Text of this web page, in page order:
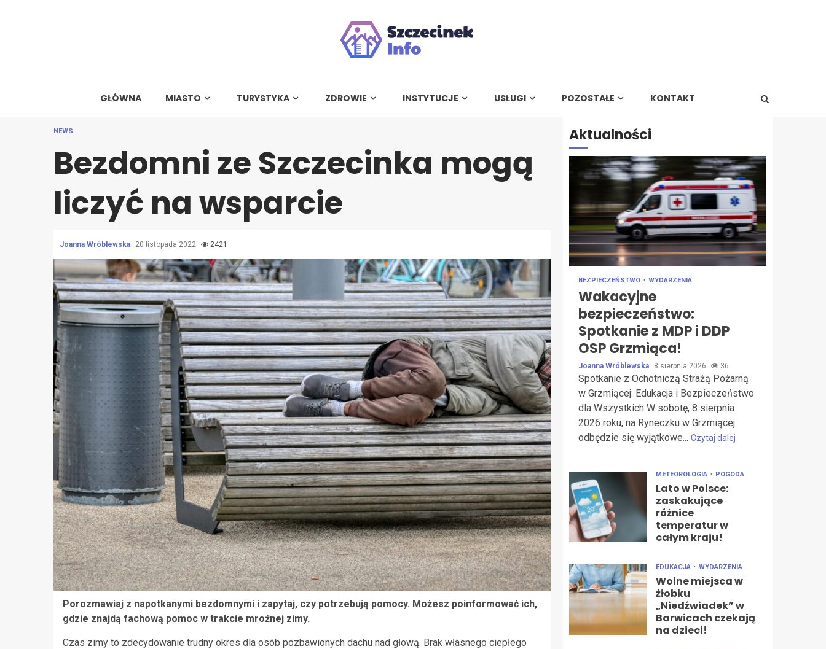
GŁÓWNA MIASTO TURYSTYKA ZDROWIE INSTYTUCJE USŁUGI POZOSTAŁE KONTAKT
NEWS
Bezdomni ze Szczecinka mogą
liczyć na wsparcie
Joanna Wróblewska 20 listopada 2022 2421
Porozmawiaj z napotkanymi bezdomnymi i zapytaj, czy potrzebują pomocy. Możesz poinformować ich,
gdzie znajdą fachową pomoc w trakcie mroźnej zimy.
Czas zimy to zdecydowanie trudny okres dla osób pozbawionych dachu nad głową. Brak własnego ciepłego
Aktualności
BEZPIECZEŃSTWO WYDARZENIA
Wakacyjne
bezpieczeństwo:
Spotkanie z MDP i DDP
OSP Grzmiąca!
Joanna Wróblewska 8 sierpnia 2026 36
Spotkanie z Ochotniczą Strażą Pożarną
w Grzmiącej: Edukacja i Bezpieczeństwo
dla Wszystkich W sobotę, 8 sierpnia
2026 roku, na Ryneczku w Grzmiącej
odbędzie się wyjątkowe... Czytaj dalej
METEOROLOGIA POGODA
Lato w Polsce:
zaskakujące
różnice
temperatur w
całym kraju!
EDUKACJA WYDARZENIA
Wolne miejsca w
żłobku
„Niedźwiadek” w
Barwicach czekają
na dzieci!